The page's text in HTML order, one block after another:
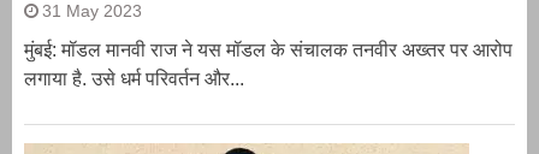
31 May 2023
मुंबई: मॉडल मानवी राज ने यस मॉडल के संचालक तनवीर अख्तर पर आरोप
लगाया है. उसे धर्म परिवर्तन और...